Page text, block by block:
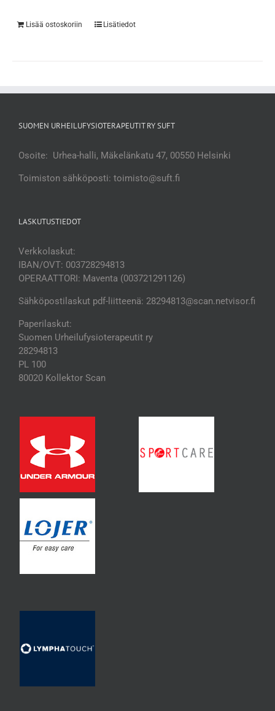
Lisää ostoskoriin Lisätiedot
SUOMEN URHEILUFYSIOTERAPEUTIT RY SUFT
Osoite: Urhea-halli, Mäkelänkatu 47, 00550 Helsinki
Toimiston sähköposti: toimisto@suft.fi
LASKUTUSTIEDOT
Verkkolaskut:
IBAN/OVT: 003728294813
OPERAATTORI: Maventa (003721291126)
Sähköpostilaskut pdf-liitteenä: 28294813@scan.netvisor.fi
Paperilaskut:
Suomen Urheilufysioterapeutit ry
28294813
PL 100
80020 Kollektor Scan